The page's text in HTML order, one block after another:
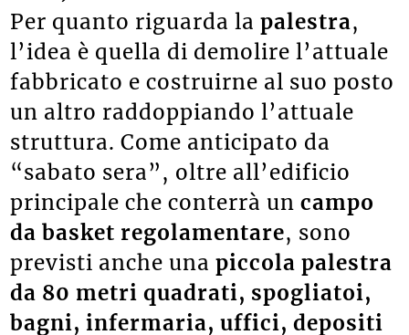
Per quanto riguarda lapalestra,
l’idea è quella di demolire l’attuale
fabbricato e costruirne al suo posto
un altro raddoppiando l’attuale
struttura. Come anticipato da
“sabato sera”, oltre all’edificio
principale che conterrà uncampo
da basket regolamentare, sono
previsti anche unapiccola palestra
da 80 metri quadrati, spogliatoi,
bagni, infermaria, uffici, depositi